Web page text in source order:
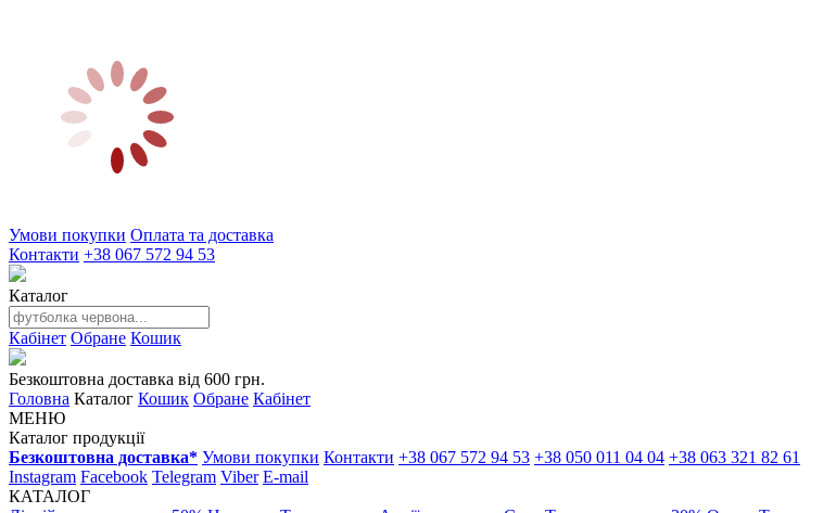
Умови покупки Оплата та доставка
Контакти +38 067 572 94 53
Каталог
Кабінет Обране Кошик
Безкоштовна доставка від 600 грн.
Головна Каталог Кошик Обране Кабінет
МЕНЮ
Каталог продукції
Безкоштовна доставка* Умови покупки Контакти +38 067 572 94 53 +38 050 011 04 04 +38 063 321 82 61
Instagram Facebook Telegram Viber E-mail
КАТАЛОГ